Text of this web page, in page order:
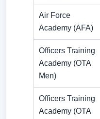
Air Force
Academy (AFA)
Officers Training
Academy (OTA
Men)
Officers Training
Academy (OTA